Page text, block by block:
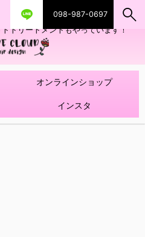
098-987-0697
トメントやハイライトを使ったデザ
トリートメントもやっています！
オンラインショップ
インスタ